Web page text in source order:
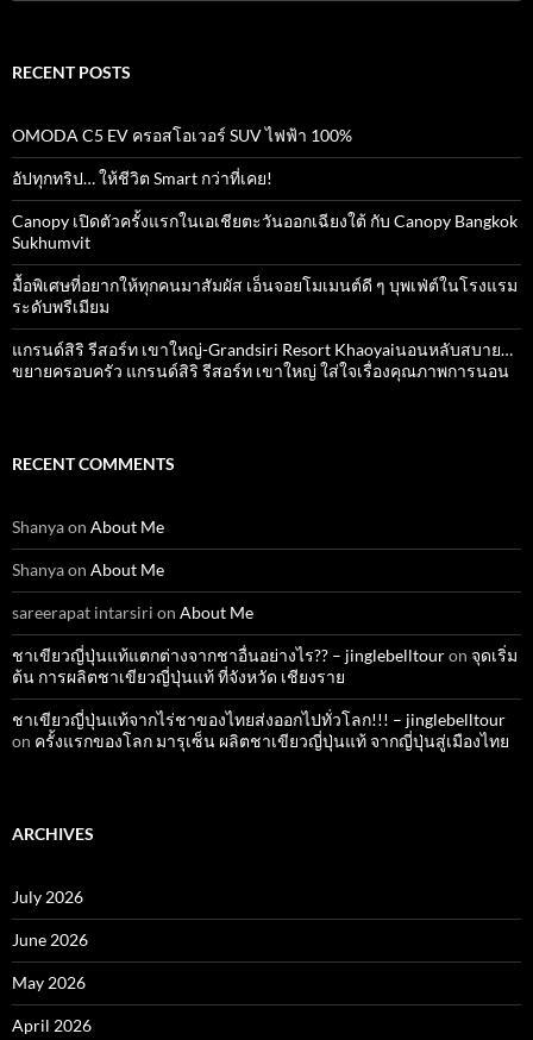
RECENT POSTS
OMODA C5 EV ครอสโอเวอร์ SUV ไฟฟ้า 100%
อัปทุกทริป… ให้ชีวิต Smart กว่าที่เคย!
Canopy เปิดตัวครั้งแรกในเอเชียตะวันออกเฉียงใต้ กับ Canopy Bangkok
Sukhumvit
มื้อพิเศษที่อยากให้ทุกคนมาสัมผัส เอ็นจอยโมเมนต์ดี ๆ บุพเฟ่ต์ในโรงแรม
ระดับพรีเมียม
แกรนด์สิริ​ รีสอร์ท​ เขาใหญ่​-Grandsiri​ Resort​ Khaoyaiนอนหลับสบาย…
ขยายครอบครัว แกรนด์สิริ รีสอร์ท เขาใหญ่ ใส่ใจเรื่องคุณภาพการนอน
RECENT COMMENTS
Shanyaon About Me
Shanyaon About Me
sareerapat intarsiri on About Me
ชาเขียวญี่ปุ่นแท้แตกต่างจากชาอื่นอย่างไร?? – jinglebelltouron จุดเริ่ม
ต้น การผลิตชาเขียวญี่ปุ่นแท้ ที่จังหวัด เชียงราย
ชาเขียวญี่ปุ่นแท้จากไร่ชาของไทยส่งออกไปทั่วโลก!!! – jinglebelltour
on ครั้งแรกของโลก มารุเซ็น ผลิตชาเขียวญี่ปุ่นแท้ จากญี่ปุ่นสู่เมืองไทย
ARCHIVES
July 2026
June 2026
May 2026
April 2026